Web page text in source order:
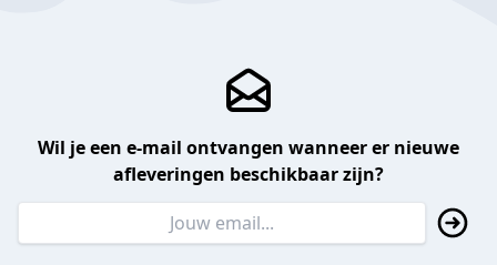
Wil je een e-mail ontvangen wanneer er nieuwe
afleveringen beschikbaar zijn?